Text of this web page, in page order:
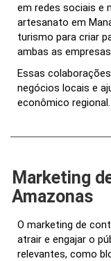
em redes sociais e
artesanato em
turismo para criar
ambas as
Essas
negócios locais e
econômico regional.
Marketing
Amazonas
O marketing de
atrair e engajar o
relevantes, como